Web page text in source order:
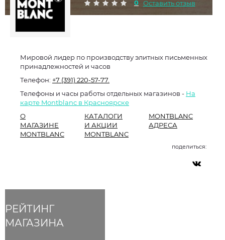
0 Оставить отзыв
РЕЙТИНГ
МАГАЗИНА
Мировой лидер по производству элитных письменных
принадлежностей и часов
Телефон: +7 (391) 220-57-77.
Телефоны и часы работы отдельных магазинов - На
карте Montblanc в Красноярске
О
МАГАЗИНЕ
MONTBLANC
КАТАЛОГИ
И АКЦИИ
MONTBLANC
MONTBLANC
АДРЕСА
поделиться: